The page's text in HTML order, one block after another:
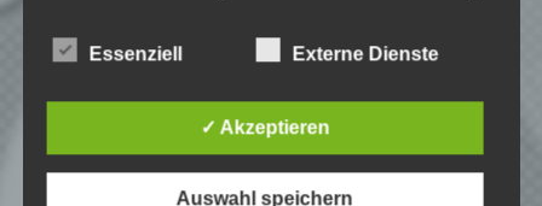
EmKa
Ich bin leidenschaftlicher
Gamer und schaue mir
eigentlich alles Neue an.
unsere Kunden und Geschäftspartner einfach
lesbar und verständlich sein. Um dies zu
Begrifflichkeiten erläutern.
Wir verwenden in dieser Datenschutzerklärung
a) personenbezogene Daten
Essenziell Externe Dienste
✓ Akzeptieren
Auswahl speichern